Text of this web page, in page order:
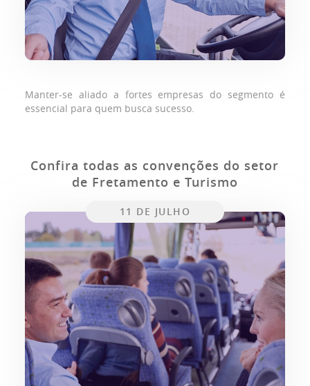
Manter-se aliado a fortes empresas do segmento é
essencial para quem busca sucesso.
Confira todas as convenções do setor
de Fretamento e Turismo
11 DE JULHO